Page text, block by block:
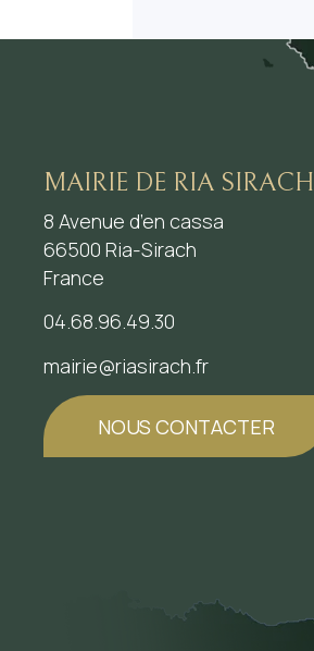
MAIRIE DE RIA SIRACH
8 Avenue d’en cassa
66500 Ria-Sirach
France
04.68.96.49.30
mairie@riasirach.fr
NOUS CONTACTER